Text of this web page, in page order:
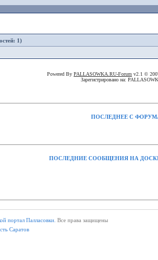
1)
Powered By PALLASOWKA.RU-Forum v2.1 ©
Зарегистрировано на:
ПОСЛЕДНЕЕ С
ПОСЛЕДНИЕ СООБЩЕНИЯ НА
портал Палласовки. Все права защищены
Саратов